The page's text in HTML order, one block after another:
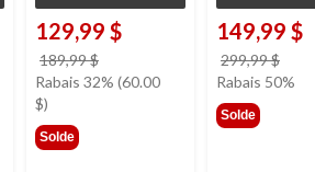
129,99 $
189,99 $
était
Rabais 32% (60.00
$)
Solde
149,99 $
299,99 $
était
Rabais 50%
Solde